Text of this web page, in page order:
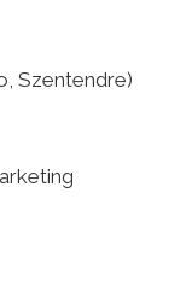
Szentendre)